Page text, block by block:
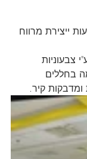
ייצירת מרווח
צבעוניות
בחללים
קיר.